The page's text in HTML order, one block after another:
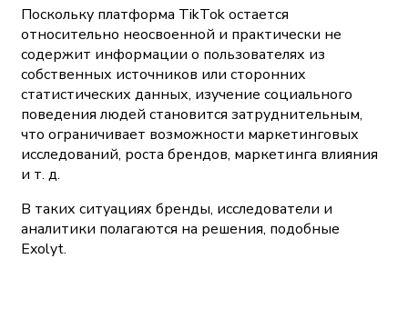
Поскольку платформа TikTok остается
относительно неосвоенной и практически не
содержит информации о пользователях из
собственных источников или сторонних
статистических данных, изучение социального
поведения людей становится затруднительным,
что ограничивает возможности маркетинговых
исследований, роста брендов, маркетинга влияния
и т. д.
В таких ситуациях бренды, исследователи и
аналитики полагаются на решения, подобные
Exolyt.